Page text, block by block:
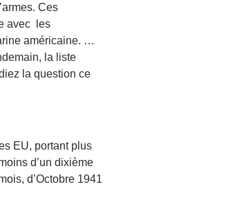
Ces
avec les
américaine. …
la liste
la question ce
EU, portant plus
d’un dixième
d’Octobre 1941